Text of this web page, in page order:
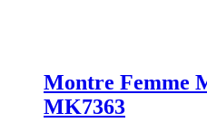
Montre Femme
MK7363